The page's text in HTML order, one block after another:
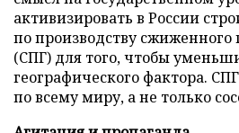
активизировать в России
по производству сжиженного
(СПГ) для того, чтобы
географического фактора.
по всему миру, а не только